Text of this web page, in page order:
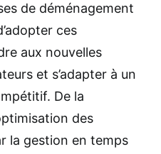
de déménagement
ces
aux nouvelles
et s’adapter à un
De la
des
la gestion en temps